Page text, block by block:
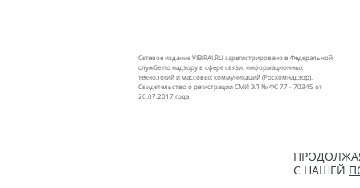
Сетевое издание VIBIRAI.RU зарегистрировано в Федеральной
службе по надзору в сфере связи, информационных
технологий и массовых коммуникаций (Роскомнадзор).
Свидетельство о регистрации СМИ ЭЛ № ФС 77 - 70345 от
20.07.2017 года
С НАШЕЙ